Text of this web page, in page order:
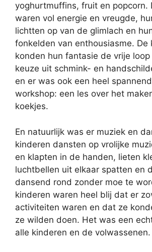
yoghurtmuffins, fruit en popcorn.
waren vol energie en vreugde,
lichtten op van de glimlach en
fonkelden van enthousiasme. De
konden hun fantasie de vrije
keuze uit schmink- en
en er was ook een heel
workshop: een les over het
koekjes.
En natuurlijk was er muziek en
kinderen dansten op vrolijke
en klapten in de handen, lieten
luchtbellen uit elkaar spatten en
dansend rond zonder moe te
kinderen waren heel blij dat er
activiteiten waren en dat ze
ze wilden doen. Het was een
alle kinderen en de volwassenen.